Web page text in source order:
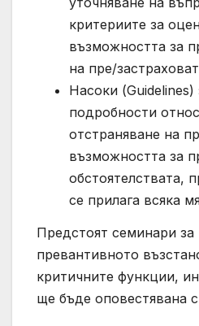
критериите за
възможността за
на пре/
Насоки
подробности
отстраняване на
възможността за
обстоятелствата,
се прилага всяка
Предстоят семинари за
превантивното
критичните функции,
ще бъде оповестявана